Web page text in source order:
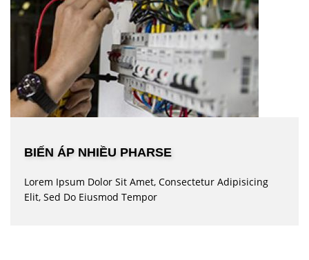
BIẾN ÁP NHIỀU PHARSE
Lorem Ipsum Dolor Sit Amet, Consectetur Adipisicing
Elit, Sed Do Eiusmod Tempor